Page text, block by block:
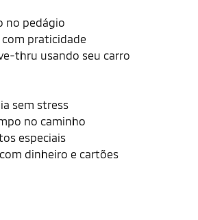
no pedágio
com praticidade
thru usando seu carro
sem stress
no caminho
especiais
dinheiro e cartões